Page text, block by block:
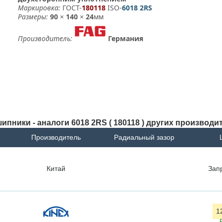
Маркировка: ГОСТ-180118­ ISO-6018 2RS
Размеры: 90× 140× 24мм
Производитель: Германия
- аналоги 6018 2RS ( 180118 ) других
Производитель Радиальный зазор
Китай